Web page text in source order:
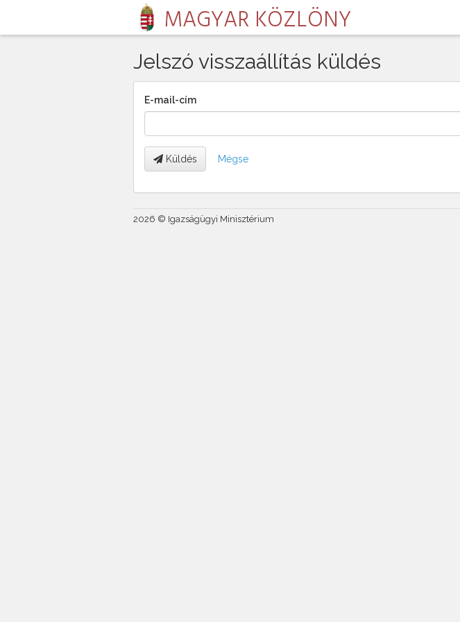
MAGYAR KÖZLÖNY
Jelszó visszaállítás küldés
E-mail-cím
Küldés Mégse
2026 © Igazságügyi Minisztérium